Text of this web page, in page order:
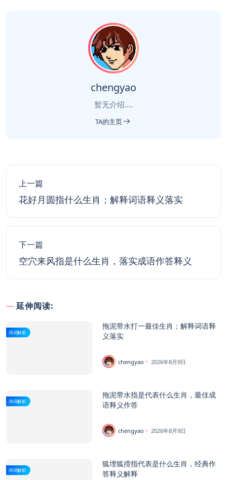
chengyao
暂无介绍....
TA的主页
上一篇
花好月圆指什么生肖；解释词语释义落实
下一篇
空穴来风指是什么生肖，落实成语作答释义
延伸阅读:
诗词解析
拖泥带水打一最佳生肖；解释词语释
义落实
chengyao 2026年8月9日
诗词解析
拖泥带水指是代表什么生肖，最佳成
语释义作答
chengyao 2026年8月9日
诗词解析
狐埋狐搰指代表是什么生肖，经典作
答释义解释